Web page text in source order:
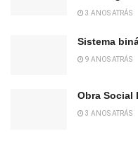
3 ANOS ATRÁS
Sistema
9 ANOS ATRÁS
Obra Social
3 ANOS ATRÁS